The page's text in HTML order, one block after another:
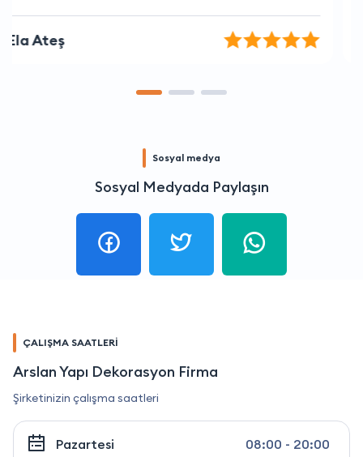
Zeynep Rıza
Sosyal medya
Sosyal Medyada Paylaşın
ÇALIŞMA SAATLERİ
Arslan Yapı Dekorasyon Firma
Şirketinizin çalışma saatleri
Pazartesi 08:00 - 20:00